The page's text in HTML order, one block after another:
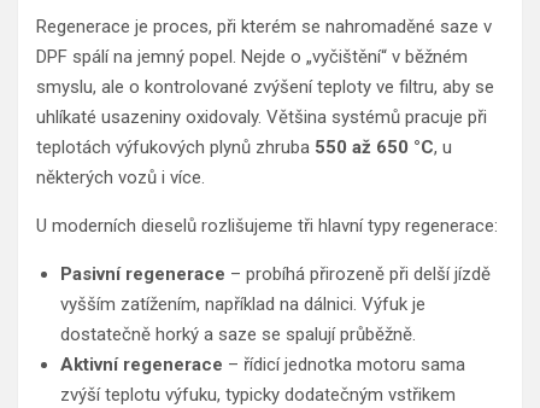
Regenerace je proces, při kterém se nahromaděné saze v
DPF spálí na jemný popel. Nejde o „vyčištění“ v běžném
smyslu, ale o kontrolované zvýšení teploty ve filtru, aby se
uhlíkaté usazeniny oxidovaly. Většina systémů pracuje při
teplotách výfukových plynů zhruba 550 až 650 °C, u
některých vozů i více.
U moderních dieselů rozlišujeme tři hlavní typy regenerace:
Pasivní regenerace – probíhá přirozeně při delší jízdě
vyšším zatížením, například na dálnici. Výfuk je
dostatečně horký a saze se spalují průběžně.
Aktivní regenerace – řídicí jednotka motoru sama
zvýší teplotu výfuku, typicky dodatečným vstřikem